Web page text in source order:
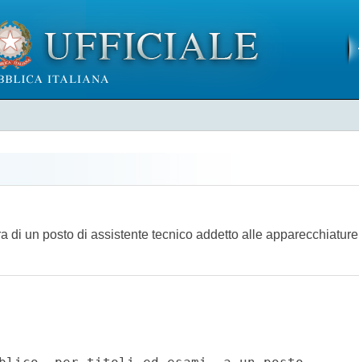
di un posto di assistente tecnico addetto alle apparecchiature